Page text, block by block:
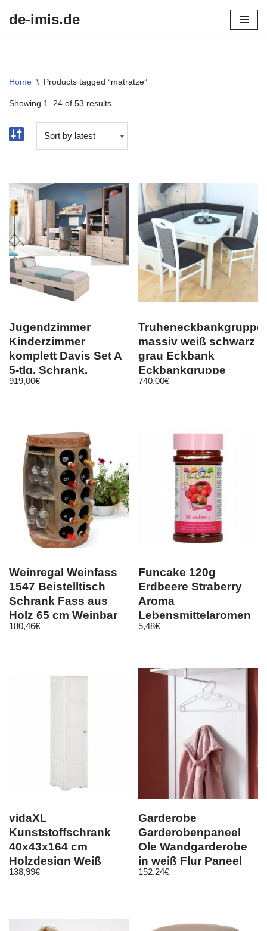
de-imis.de
Home \ Products tagged “matratze”
Showing 1–24 of 53 results
Jugendzimmer
Kinderzimmer
komplett Davis Set A
5-tlg. Schrank,
Schreibtisch, Regale
919,00€
Truheneckbankgruppe
massiv weiß schwarz
grau Eckbank
Eckbankgruppe
Tisch Stühle
740,00€
Weinregal Weinfass
1547 Beistelltisch
Schrank Fass aus
Holz 65 cm Weinbar
Bar
180,46€
Funcake 120g
Erdbeere Straberry
Aroma
Lebensmittelaromen
Geschmackspaste
5,48€
vidaXL
Kunststoffschrank
40x43x164 cm
Holzdesign Weiß
138,99€
Garderobe
Garderobenpaneel
Ole Wandgarderobe
in weiß Flur Paneel
opt. Set mit Bank
152,24€